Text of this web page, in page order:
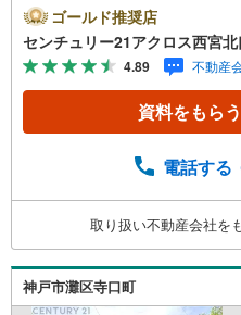
「六甲」駅徒歩9分の角
立地です。○センチュリ
○■センチュリー21グル
4年兵庫地区仲介実績
舗展開中。阪神間で
客様駐車場、キッズ
子様連れでもご安心く
万円台の中古マンショ
す。Yahoo！不動産に
す。お気軽にお問合せ
「C21アクロス」で検
ゴールド推奨店
センチュリー21アクロス西宮
4.89 不動産
資料をもらう
電話する
取り扱い不動産会社を
神戸市灘区寺口町